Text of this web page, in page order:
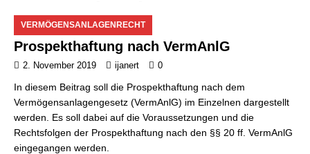
VERMÖGENSANLAGENRECHT
Prospekthaftung nach VermAnlG
2. November 2019 ijanert 0
In diesem Beitrag soll die Prospekthaftung nach dem
Vermögensanlagengesetz (VermAnlG) im Einzelnen dargestellt
werden. Es soll dabei auf die Voraussetzungen und die
Rechtsfolgen der Prospekthaftung nach den §§ 20 ff. VermAnlG
eingegangen werden.